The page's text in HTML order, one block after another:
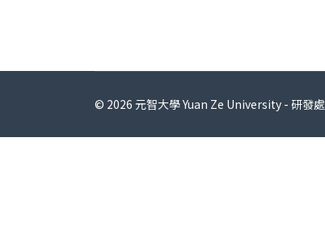
© 2026 元智大學 Yuan Ze University - 研發處